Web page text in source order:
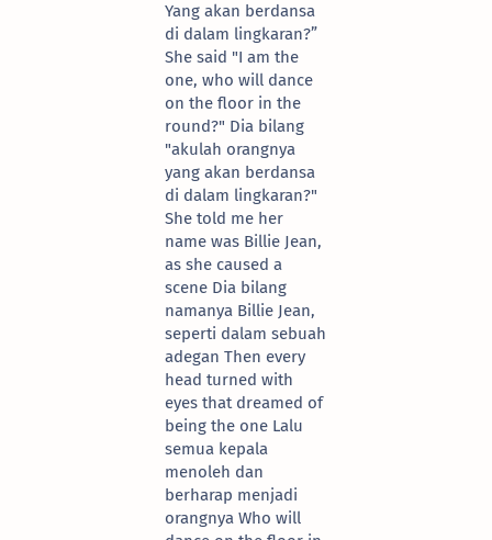
Yang akan berdansa
di dalam lingkaran?”
She said "I am the
one, who will dance
on the floor in the
round?" Dia bilang
"akulah orangnya
yang akan berdansa
di dalam lingkaran?"
She told me her
name was Billie Jean,
as she caused a
scene Dia bilang
namanya Billie Jean,
seperti dalam sebuah
adegan Then every
head turned with
eyes that dreamed of
being the one Lalu
semua kepala
menoleh dan
berharap menjadi
orangnya Who will